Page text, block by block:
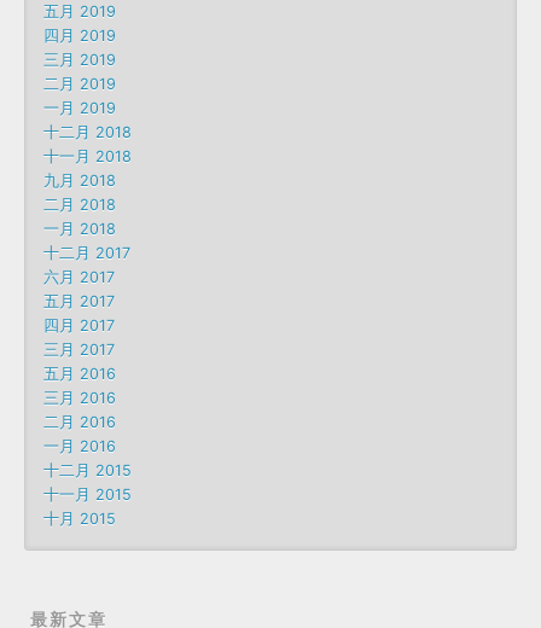
五月 2019
四月 2019
三月 2019
二月 2019
一月 2019
十二月 2018
十一月 2018
九月 2018
二月 2018
一月 2018
十二月 2017
六月 2017
五月 2017
四月 2017
三月 2017
五月 2016
三月 2016
二月 2016
一月 2016
十二月 2015
十一月 2015
十月 2015
最新文章